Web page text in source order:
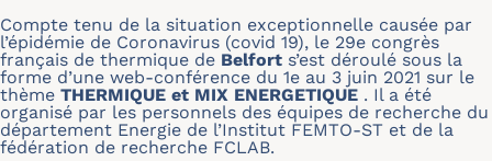
Compte tenu de la situation exceptionnelle causée par
l’épidémie de Coronavirus (covid 19), le 29e congrès
français de thermique de Belfort s’est déroulé sous la
forme d’une web-conférence du 1e au 3 juin 2021 sur le
thème THERMIQUE et MIX ENERGETIQUE . Il a été
organisé par les personnels des équipes de recherche du
département Energie de l’Institut FEMTO-ST et de la
fédération de recherche FCLAB.